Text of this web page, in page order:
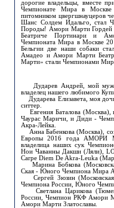
дорогие владельцы, вместе
Чемпионате Мира в
питомником цвергшнауцеров
Шанс Солдем Идальго, стал
Породы! Амори Марти
Беатриче Портинари и
Чемпионата Мира в Москве
Бельгии две наши собаки
Амадео и Амори Марти
Марти» стали Чемпионами
Дударев Андрей, мой муж,
владелец нашего любимого
Дударева Елизавета, моя
ситтер.
Евгения Баталова (Москва),
Чаурас Маричи, и Диди -
Акра-Лейка.
Анна Бабенкова (Москва),
Европы 2016 года АМОРИ
владелица наших сук
Нои Чаванны Дакши (Ляли),
Carpe Diem De Akra-Leuka
Марина Бобкова
Ская - Юного Чемпиона
Сергей Зюзин (Московская
Чемпиона России, Юного
Светлана Царикова
России, Чемпион РКФ Амори
Амори Марти Златославы.